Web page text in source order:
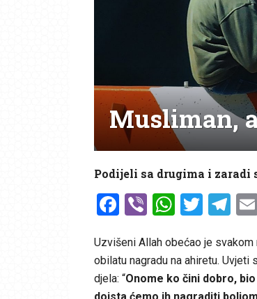
Musliman,
Podijeli sa drugima i zaradi
Facebook
Viber
Uzvišeni Allah obećao je
obilatu nagradu na ahiretu.
djela: “Onome ko čini dobro,